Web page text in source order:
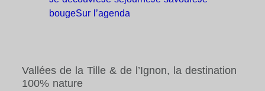
bougeSur l’agenda
Vallées de la Tille & de l’Ignon, la destination
100% nature